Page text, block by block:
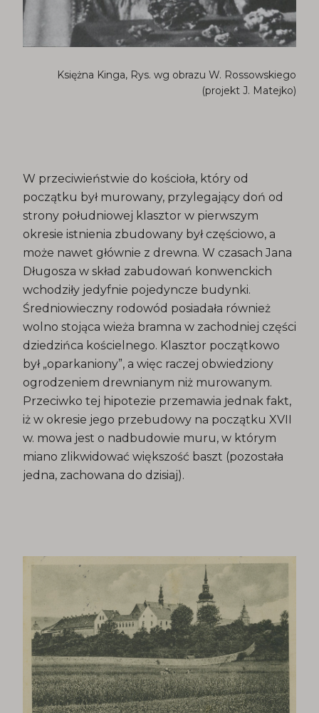
Księżna Kinga, Rys. wg obrazu W. Rossowskiego
(projekt J. Matejko)
W przeciwieństwie do kościoła, który od
początku był murowany, przylegający doń od
strony południowej klasztor w pierwszym
okresie istnienia zbudowany był częściowo, a
może nawet głównie z drewna. W czasach Jana
Długosza w skład zabudowań konwenckich
wchodziły jedyfnie pojedyncze budynki.
Średniowieczny rodowód posiadała również
wolno stojąca wieża bramna w zachodniej części
dziedzińca kościelnego. Klasztor początkowo
był „oparkaniony”, a więc raczej obwiedziony
ogrodzeniem drewnianym niż murowanym.
Przeciwko tej hipotezie przemawia jednak fakt,
iż w okresie jego przebudowy na początku XVII
w. mowa jest o nadbudowie muru, w którym
miano zlikwidować większość baszt (pozostała
jedna, zachowana do dzisiaj).